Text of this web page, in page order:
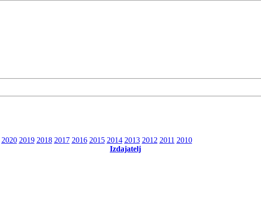
2020 2019 2018 2017 2016 2015 2014 2013 2012 2011 2010
Izdajatelj